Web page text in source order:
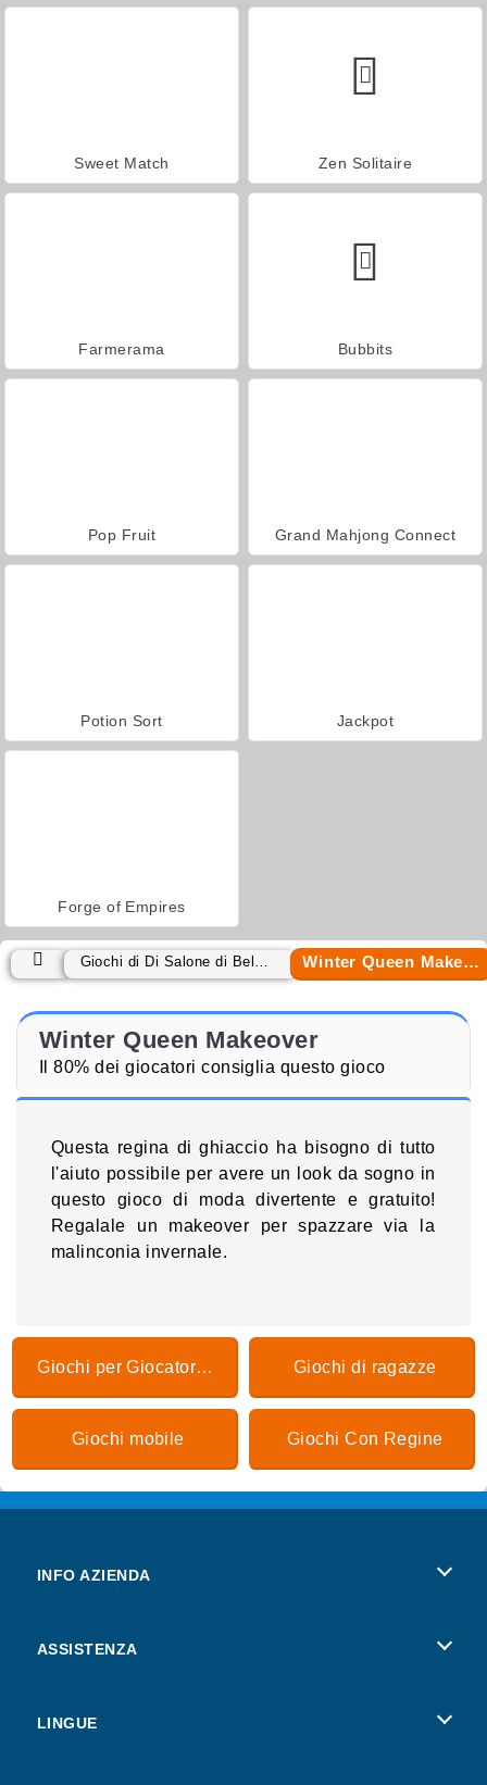
Sweet Match Zen Solitaire
Farmerama Bubbits
Pop Fruit Grand Mahjong Connect
Potion Sort Jackpot
Forge of Empires
Winter Queen Makeover
Winter Queen Makeover
Il 80% dei giocatori consiglia questo gioco
Questa regina di ghiaccio ha bisogno di tutto
l'aiuto possibile per avere un look da sogno in
questo gioco di moda divertente e gratuito!
Regalale un makeover per spazzare via la
malinconia invernale.
Giochi per Giocatore Singolo Giochi di ragazze
Giochi mobile Giochi Con Regine
INFO AZIENDA
ASSISTENZA
LINGUE